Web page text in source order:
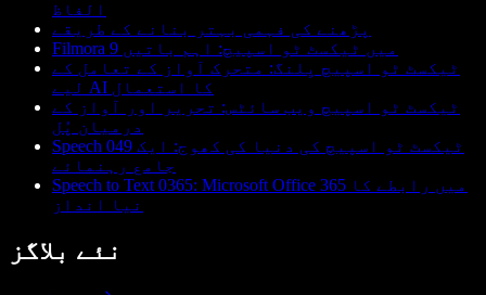
الفاظ
پڑھنے کی فہمی بہتر بنانے کے طریقے
Filmora 9 میں ٹیکسٹ ٹو اسپیچ: اہم باتیں
ٹیکسٹ ٹو اسپیچ یِلنگ: متحرک آواز کے تعامل کے
لیے AI کا استعمال
ٹیکسٹ ٹو اسپیچ ویب سائٹس: تحریر اور آواز کے
درمیان پُل
Speech 049 ٹیکسٹ ٹو اسپیچ کی دنیا کی کھوج: ایک
جامع رہنمائے
Speech to Text 0365: Microsoft Office 365 میں رابطے کا
نیا انداز
نئے بلاگز